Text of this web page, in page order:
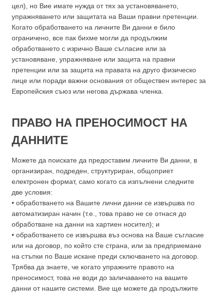
цел), но Вие имате нужда от тях за установяването,
упражняването или защитата на Ваши правни претенции.
Когато обработването на личните Ви данни е било
ограничено, все пак бихме могли да продължим
обработването с изрично Ваше съгласие или за
установяване, упражняване или защита на правни
претенции или за защита на правата на друго физическо
лице или поради важни основания от обществен интерес за
Европейския съюз или негова държава членка.
ПРАВО НА ПРЕНОСИМОСТ НА
ДАННИТЕ
Можете да поискате да предоставим личните Ви данни, в
организиран, подреден, структуриран, общоприет
електронен формат, само когато са изпълнени следните
две условия:
• обработването на Вашите лични данни се извършва по
автоматизиран начин (т.е., това право не се отнася до
обработване на данни на хартиен носител); и
• обработването се извършва въз основа на Ваше съгласие
или на договор, по който сте страна, или за предприемане
на стъпки по Ваше искане преди сключването на договор.
Трябва да знаете, че когато упражните правото на
преносимост, това не води до заличаването на вашите
данни от нашите системи. Вие ще можете да продължите